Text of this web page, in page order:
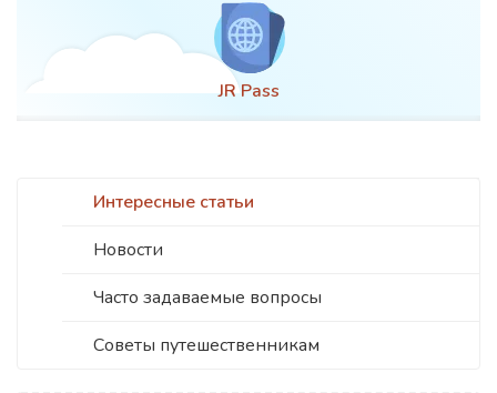
Интересные статьи
Новости
Часто задаваемые вопросы
Советы путешественникам